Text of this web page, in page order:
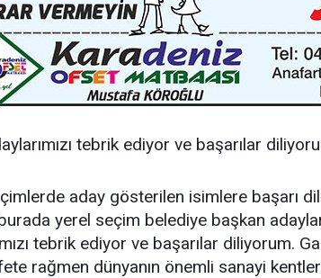
tebrik ediyor ve başarılar
aday gösterilen isimlere başarı
yerel seçim belediye başkan
tebrik ediyor ve başarılar diliyorum.
rağmen dünyanın önemli sanayi